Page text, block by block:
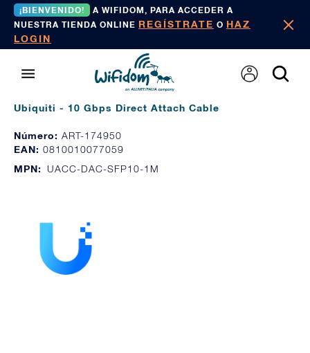
¡BIENVENIDO!
A WIFIDOM, PARA ACCEDER A
NUESTRA TIENDA ONLINE REGÍSTRATE O HAZ
LOGIN
Ubiquiti - 10 Gbps Direct Attach Cable
Número: ART-174950
EAN: 0810010077059
MPN:
UACC-DAC-SFP10-1M